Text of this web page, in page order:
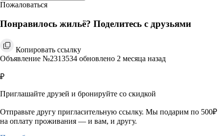
Пожаловаться
Понравилось жильё? Поделитесь с друзьями
Копировать ссылку
Объявление №2313534 обновлено 2 месяца назад
₽
Приглашайте друзей и бронируйте со скидкой
Отправьте другу пригласительную ссылку. Мы подарим по 500₽
на оплату проживания — и вам, и другу.